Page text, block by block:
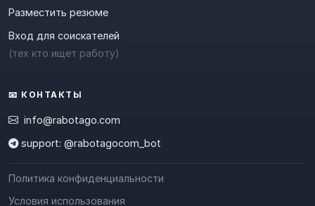
Разместить резюме
Вход для соискателей
(тех кто ищет работу)
📧 КОНТАКТЫ
info@rabotago.com
support: @rabotagocom_bot
Политика конфиденциальности
Условия использования